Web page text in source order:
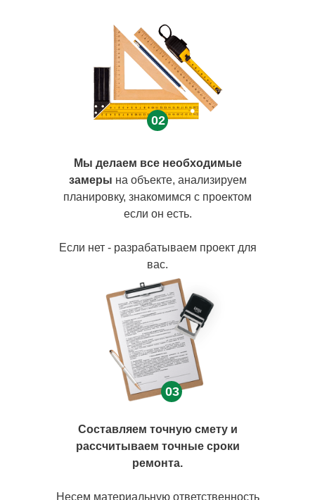
Мы делаем все необходимые
замеры на объекте, анализируем
планировку, знакомимся с проектом
если он есть.
Если нет - разрабатываем проект для
вас.
Составляем точную смету и
рассчитываем точные сроки
ремонта.
Несем материальную ответственность
02
03